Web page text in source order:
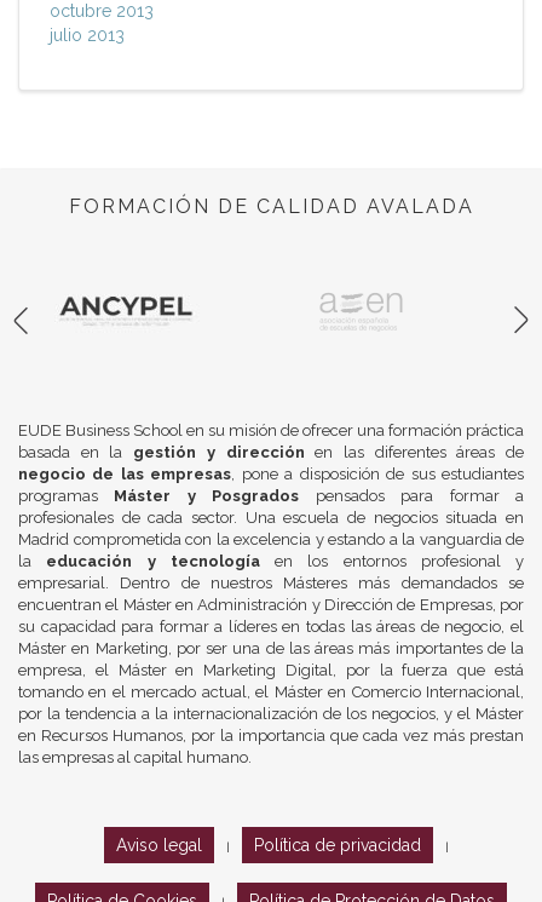
octubre 2013
julio 2013
FORMACIÓN DE CALIDAD AVALADA
EUDE Business School en su misión de ofrecer una formación práctica
basada en la gestión y dirección en las diferentes áreas de
negocio de las empresas, pone a disposición de sus estudiantes
programas Máster y Posgrados pensados para formar a
profesionales de cada sector. Una escuela de negocios situada en
Madrid comprometida con la excelencia y estando a la vanguardia de
la educación y tecnologíaen los entornos profesional y
empresarial. Dentro de nuestros Másteres más demandados se
encuentran el Máster en Administración y Dirección de Empresas, por
su capacidad para formar a líderes en todas las áreas de negocio, el
Máster en Marketing, por ser una de las áreas más importantes de la
empresa, el Máster en Marketing Digital, por la fuerza que está
tomando en el mercado actual, el Máster en Comercio Internacional,
por la tendencia a la internacionalización de los negocios, y el Máster
en Recursos Humanos, por la importancia que cada vez más prestan
las empresas al capital humano.
Aviso legal Política de privacidad